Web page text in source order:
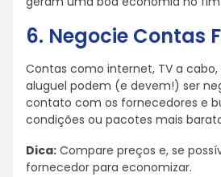
6. Negocie Contas
Contas como internet, TV a
aluguel podem (e devem!) ser
contato com os fornecedores e
condições ou pacotes mais
Dica: Compare preços e, se
fornecedor para economizar.